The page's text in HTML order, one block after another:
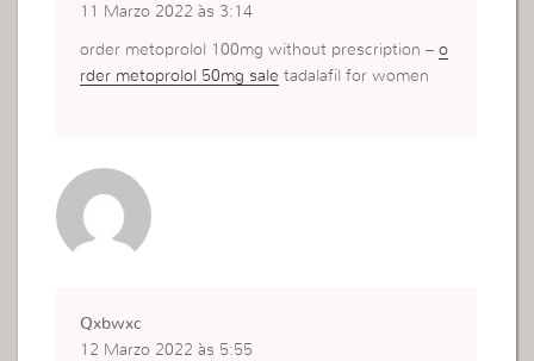
11 Marzo 2022 às 3:14
order metoprolol 100mg without prescription –o
rder metoprolol 50mg sale tadalafil for women
Qxbwxc
12 Marzo 2022 às 5:55